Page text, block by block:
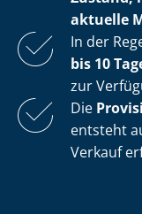
aktuelle
In der
bis 10
zur
Die
entsteht
Verkauf